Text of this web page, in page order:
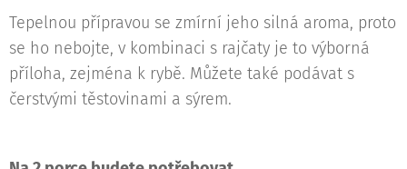
Tepelnou přípravou se zmírní jeho silná aroma, proto
se ho nebojte, v kombinaci s rajčaty je to výborná
příloha, zejména k rybě. Můžete také podávat s
čerstvými těstovinami a sýrem.